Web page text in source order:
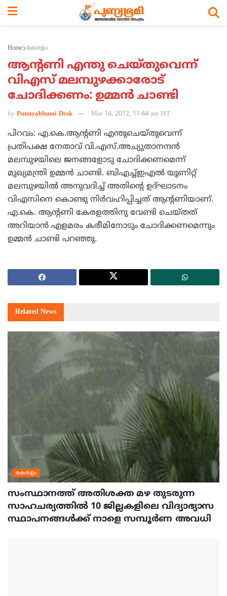
Home കേരളം
ആന്റണി എന്തു ചെയ്തുവെന്ന്
വിഎസ് മലമ്പുഴക്കാരോട്
ചോദിക്കണം: ഉമ്മന്‍ ചാണ്ടി
by Punnyabhumi Desk Mar 14, 2012, 11:44 am IST
പിറവം: എ.കെ.ആന്റണി എന്തുചെയ്തുവെന്ന്
പ്രതിപക്ഷ നേതാവ് വി.എസ്.അച്യുതാനന്ദന്‍
മലമ്പുഴയിലെ ജനങ്ങളോടു ചോദിക്കണമെന്ന്
മുഖ്യമന്ത്രി ഉമ്മന്‍ ചാണ്ടി. ബിഎച്ച്ഇഎല്‍ യൂണിറ്റ്
മലമ്പുഴയില്‍ അനുവദിച്ച് അതിന്റെ ഉദ്ഘാടനം
വിഎസിനെ കൊണ്ടു നിര്‍വഹിപ്പിച്ചത് ആന്റണിയാണ്.
എ.കെ. ആന്റണി കേരളത്തിനു വേണ്ടി ചെയ്തത്
അറിയാന്‍ എളമരം കരീമിനോടും ചോദിക്കണമെന്നും
ഉമ്മന്‍ ചാണ്ടി പറഞ്ഞു.
Related News
കേരളം
സംസ്ഥാനത്ത് അതിശക്ത മഴ തുടരുന്ന
സാഹചര്യത്തിൽ 10 ജില്ലകളിലെ വിദ്യാഭ്യാസ
സ്ഥാപനങ്ങൾക്ക് നാളെ സമ്പൂർണ അവധി